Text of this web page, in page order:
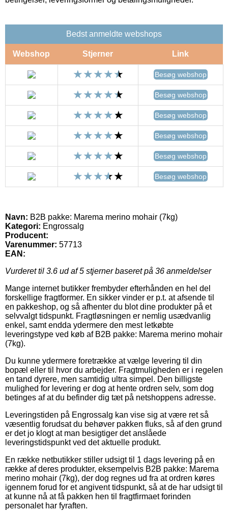
Bedst anmeldte webshops
Webshop Stjerner Link
Besøg webshop
Besøg webshop
Besøg webshop
Besøg webshop
Besøg webshop
Besøg webshop
Navn: B2B pakke: Marema merino mohair (7kg)
Kategori: Engrossalg
Producent:
Varenummer: 57713
EAN:
Vurderet til 3.6 ud af 5 stjerner baseret på 36 anmeldelser
Mange internet butikker frembyder efterhånden en hel del
forskellige fragtformer. En sikker vinder er p.t. at afsende til
en pakkeshop, og så afhenter du blot dine produkter på et
selvvalgt tidspunkt. Fragtløsningen er nemlig usædvanlig
enkel, samt endda ydermere den mest letkøbte
leveringstype ved køb af B2B pakke: Marema merino mohair
(7kg).
Du kunne ydermere foretrække at vælge levering til din
bopæl eller til hvor du arbejder. Fragtmuligheden er i regelen
en tand dyrere, men samtidig ultra simpel. Den billigste
mulighed for levering er dog at hente ordren selv, som dog
betinges af at du befinder dig tæt på netshoppens adresse.
Leveringstiden på Engrossalg kan vise sig at være ret så
væsentlig forudsat du behøver pakken fluks, så af den grund
er det jo klogt at man besigtiger det anslåede
leveringstidspunkt ved det aktuelle produkt.
En række netbutikker stiller udsigt til 1 dags levering på en
række af deres produkter, eksempelvis B2B pakke: Marema
merino mohair (7kg), der dog regnes ud fra at ordren køres
igennem forud for et angivent tidspunkt, så at de har udsigt til
at kunne nå at få pakken hen til fragtfirmaet forinden
personalet har fyraften.